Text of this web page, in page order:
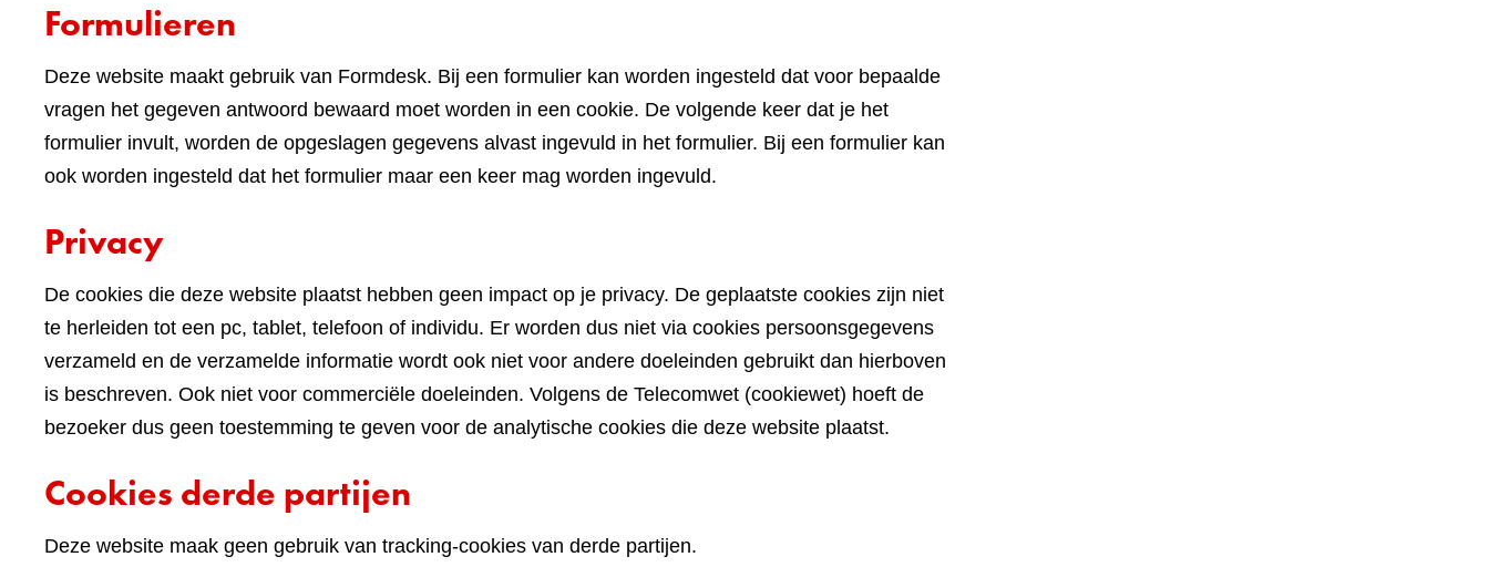
Formulieren
Deze website maakt gebruik van Formdesk. Bij een formulier kan worden ingesteld dat voor bepaalde
vragen het gegeven antwoord bewaard moet worden in een cookie. De volgende keer dat je het
formulier invult, worden de opgeslagen gegevens alvast ingevuld in het formulier. Bij een formulier kan
ook worden ingesteld dat het formulier maar een keer mag worden ingevuld.
Privacy
De cookies die deze website plaatst hebben geen impact op je privacy. De geplaatste cookies zijn niet
te herleiden tot een pc, tablet, telefoon of individu. Er worden dus niet via cookies persoonsgegevens
verzameld en de verzamelde informatie wordt ook niet voor andere doeleinden gebruikt dan hierboven
is beschreven. Ook niet voor commerciële doeleinden. Volgens de Telecomwet (cookiewet) hoeft de
bezoeker dus geen toestemming te geven voor de analytische cookies die deze website plaatst.
Cookies derde partijen
Deze website maak geen gebruik van tracking-cookies van derde partijen.